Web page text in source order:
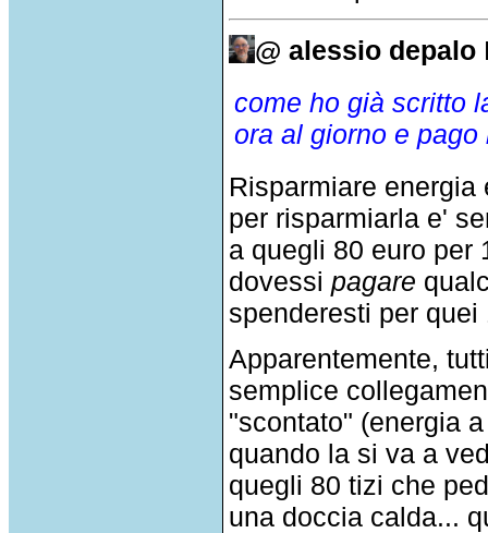
@ alessio depalo
come ho già scritto
ora al giorno e
Risparmiare
per risparmiarla e'
a quegli 80 euro per
dovessipagare
spenderesti per
Apparentemente,
semplice
"scontato" (energia
quando la si va a
quegli 80 tizi che
una doccia calda...